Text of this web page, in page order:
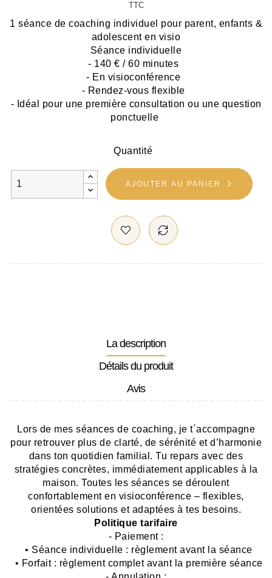
TTC
1 séance de coaching individuel pour parent, enfants &
adolescent en visio
Séance individuelle
- 140 € / 60 minutes
- En visioconférence
- Rendez-vous flexible
- Idéal pour une première consultation ou une question
ponctuelle
Quantité
AJOUTER AU PANIER
La description
Détails du produit
Avis
Lors de mes séances de coaching, je t´accompagne
pour retrouver plus de clarté, de sérénité et d’harmonie
dans ton quotidien familial. Tu repars avec des
stratégies concrètes, immédiatement applicables à la
maison. Toutes les séances se déroulent
confortablement en visioconférence – flexibles,
orientées solutions et adaptées à tes besoins.
Politique tarifaire
- Paiement :
• Séance individuelle : règlement avant la séance
• Forfait : règlement complet avant la première séance